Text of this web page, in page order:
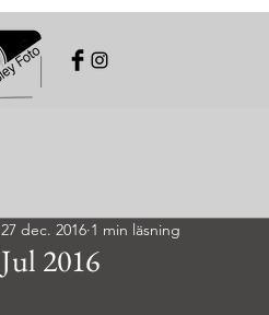
Jul 2016
27 dec. 2016 1 min läsning